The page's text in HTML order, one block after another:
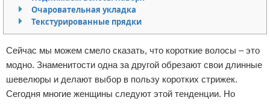
Уход за ногтями
СПА процедуры
Парфюмерия
Отказ от ответственности
Очаровательная укладка
Текстурированные прядки
Сейчас мы можем смело сказать, что короткие волосы – это
модно. Знаменитости одна за другой обрезают свои длинные
шевелюры и делают выбор в пользу коротких стрижек.
Сегодня многие женщины следуют этой тенденции. Но